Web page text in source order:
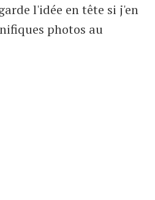
l'idée en tête si j'en
photos au